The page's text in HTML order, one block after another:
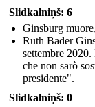
Slidkalniņš: 6
Ginsburg
Ruth Bader
settembre
che non sarò
presidente".
Slidkalniņš: 0